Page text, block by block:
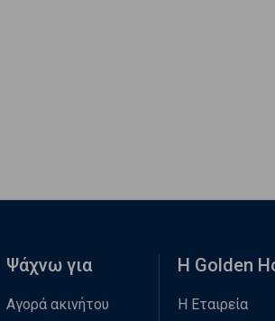
Ψάχνω για
Αγορά ακινήτου
Η Golden
Η Εταιρεία